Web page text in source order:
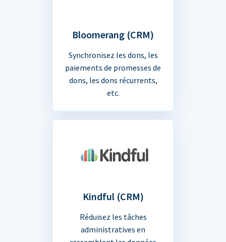
Bloomerang (CRM)
Synchronisez les dons, les
paiements de promesses de
dons, les dons récurrents,
etc.
Kindful (CRM)
Réduisez les tâches
administratives en